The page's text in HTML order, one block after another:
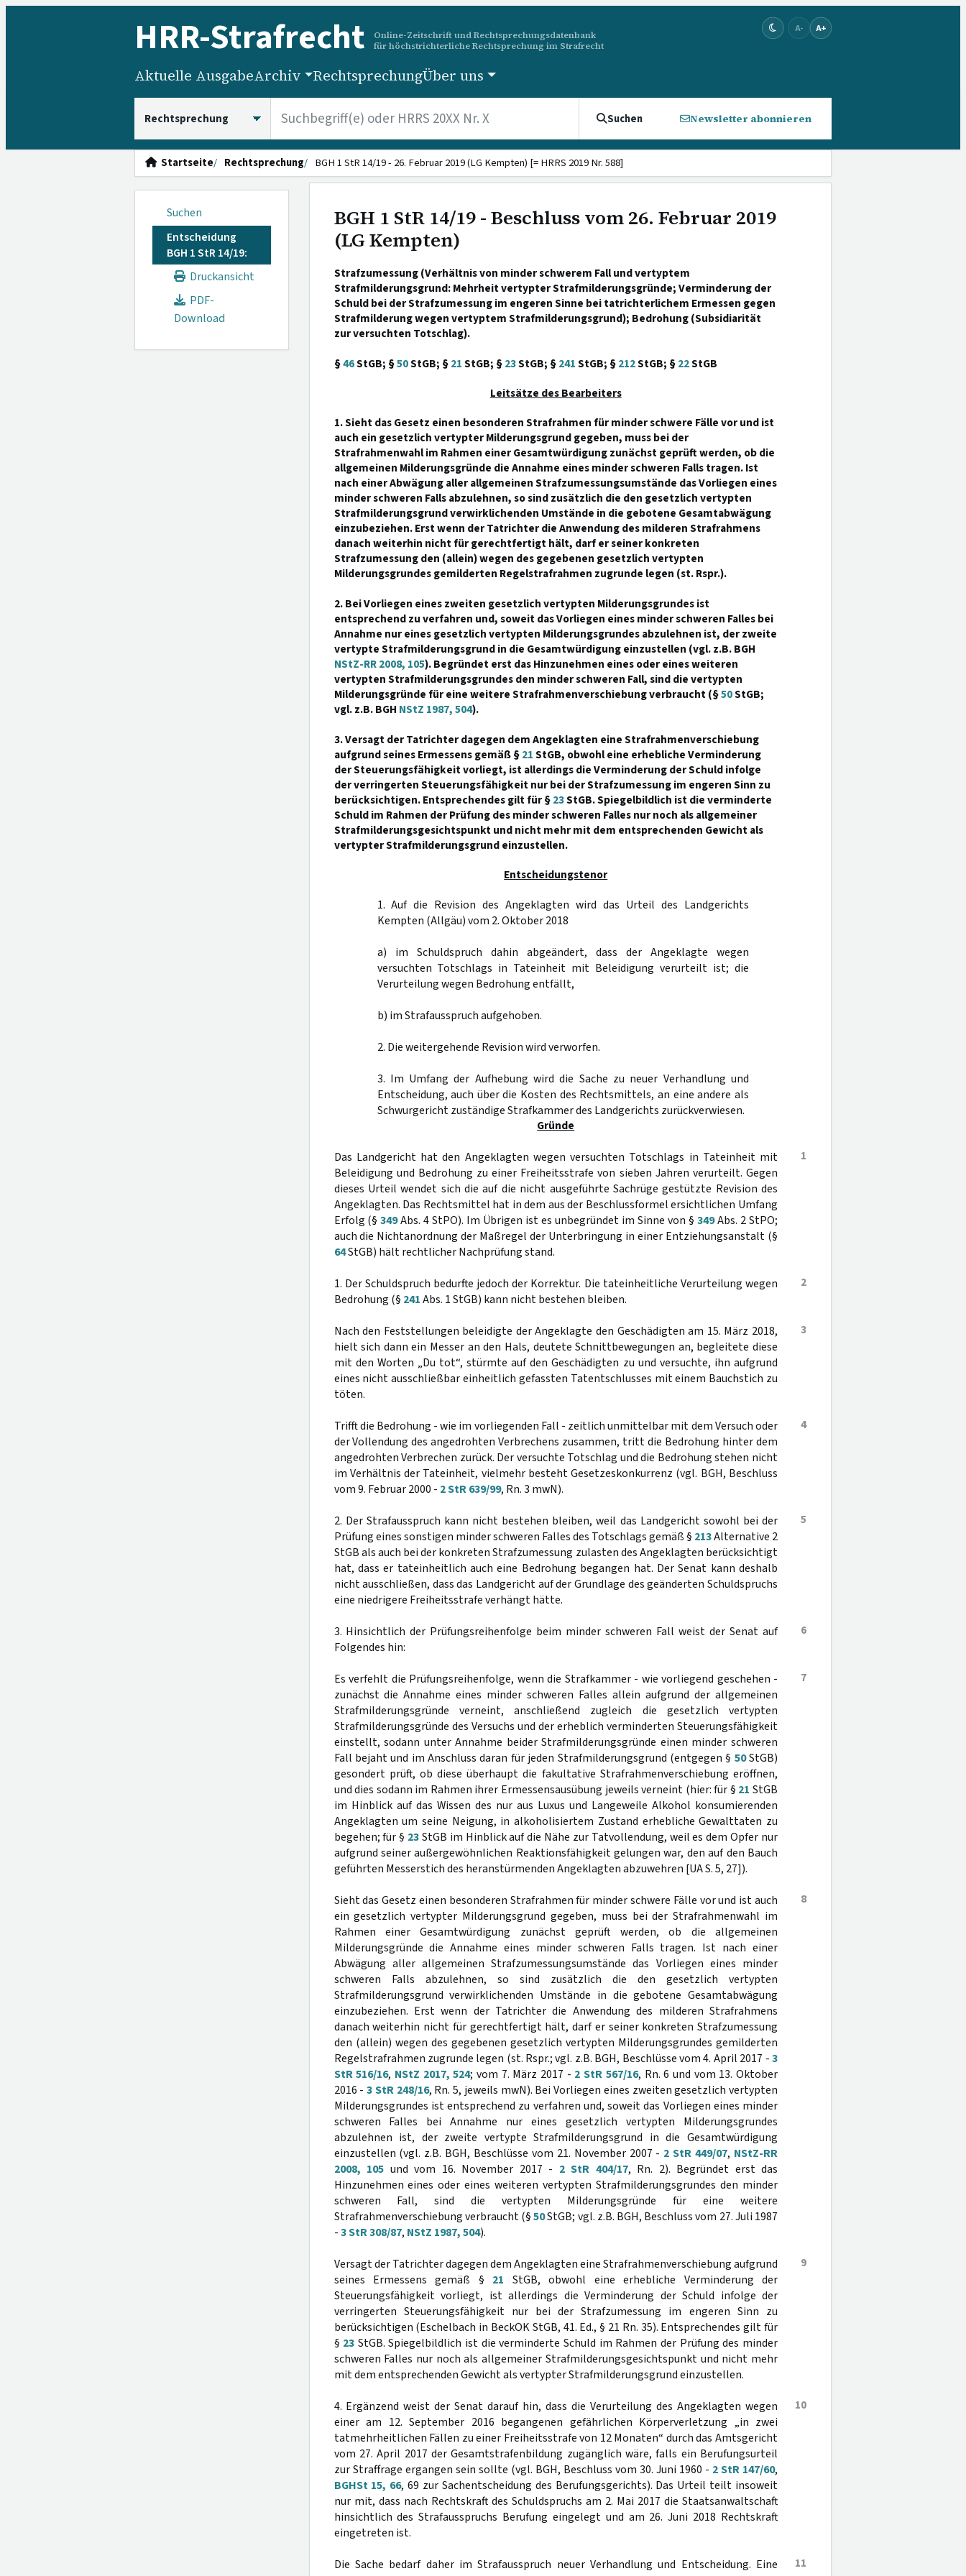
HRR-Strafrecht
Online-Zeitschrift und Rechtsprechungsdatenbank
für höchstrichterliche Rechtsprechung im Strafrecht
A- A+
Aktuelle AusgabeArchiv RechtsprechungÜber uns
Suchen Newsletter abonnieren
Startseite Rechtsprechung BGH 1 StR 14/19 - 26. Februar 2019 (LG Kempten) [= HRRS 2019 Nr. 588]
Suchen
Entscheidung
BGH 1 StR 14/19:
Druckansicht
PDF-
Download
BGH 1 StR 14/19 - Beschluss vom 26. Februar 2019
(LG Kempten)
Strafzumessung (Verhältnis von minder schwerem Fall und vertyptem
Strafmilderungsgrund: Mehrheit vertypter Strafmilderungsgründe; Verminderung der
Schuld bei der Strafzumessung im engeren Sinne bei tatrichterlichem Ermessen gegen
Strafmilderung wegen vertyptem Strafmilderungsgrund); Bedrohung (Subsidiarität
zur versuchten Totschlag).
§46StGB; §50StGB; §21StGB; §23StGB; §241StGB; §212StGB; §22StGB
Leitsätze des Bearbeiters
1. Sieht das Gesetz einen besonderen Strafrahmen für minder schwere Fälle vor und ist
auch ein gesetzlich vertypter Milderungsgrund gegeben, muss bei der
Strafrahmenwahl im Rahmen einer Gesamtwürdigung zunächst geprüft werden, ob die
allgemeinen Milderungsgründe die Annahme eines minder schweren Falls tragen. Ist
nach einer Abwägung aller allgemeinen Strafzumessungsumstände das Vorliegen eines
minder schweren Falls abzulehnen, so sind zusätzlich die den gesetzlich vertypten
Strafmilderungsgrund verwirklichenden Umstände in die gebotene Gesamtabwägung
einzubeziehen. Erst wenn der Tatrichter die Anwendung des milderen Strafrahmens
danach weiterhin nicht für gerechtfertigt hält, darf er seiner konkreten
Strafzumessung den (allein) wegen des gegebenen gesetzlich vertypten
Milderungsgrundes gemilderten Regelstrafrahmen zugrunde legen (st. Rspr.).
2. Bei Vorliegen eines zweiten gesetzlich vertypten Milderungsgrundes ist
entsprechend zu verfahren und, soweit das Vorliegen eines minder schweren Falles bei
Annahme nur eines gesetzlich vertypten Milderungsgrundes abzulehnen ist, der zweite
vertypte Strafmilderungsgrund in die Gesamtwürdigung einzustellen (vgl. z.B. BGH
NStZ-RR 2008, 105). Begründet erst das Hinzunehmen eines oder eines weiteren
vertypten Strafmilderungsgrundes den minder schweren Fall, sind die vertypten
Milderungsgründe für eine weitere Strafrahmenverschiebung verbraucht (§50StGB;
vgl. z.B. BGH NStZ 1987, 504).
3. Versagt der Tatrichter dagegen dem Angeklagten eine Strafrahmenverschiebung
aufgrund seines Ermessens gemäß §21StGB, obwohl eine erhebliche Verminderung
der Steuerungsfähigkeit vorliegt, ist allerdings die Verminderung der Schuld infolge
der verringerten Steuerungsfähigkeit nur bei der Strafzumessung im engeren Sinn zu
berücksichtigen. Entsprechendes gilt für §23StGB. Spiegelbildlich ist die verminderte
Schuld im Rahmen der Prüfung des minder schweren Falles nur noch als allgemeiner
Strafmilderungsgesichtspunkt und nicht mehr mit dem entsprechenden Gewicht als
vertypter Strafmilderungsgrund einzustellen.
Entscheidungstenor
1. Auf die Revision des Angeklagten wird das Urteil des Landgerichts
Kempten (Allgäu) vom 2. Oktober 2018
a) im Schuldspruch dahin abgeändert, dass der Angeklagte wegen
versuchten Totschlags in Tateinheit mit Beleidigung verurteilt ist; die
Verurteilung wegen Bedrohung entfällt,
b) im Strafausspruch aufgehoben.
2. Die weitergehende Revision wird verworfen.
3. Im Umfang der Aufhebung wird die Sache zu neuer Verhandlung und
Entscheidung, auch über die Kosten des Rechtsmittels, an eine andere als
Schwurgericht zuständige Strafkammer des Landgerichts zurückverwiesen.
Gründe
1
Das Landgericht hat den Angeklagten wegen versuchten Totschlags in Tateinheit mit
Beleidigung und Bedrohung zu einer Freiheitsstrafe von sieben Jahren verurteilt. Gegen
dieses Urteil wendet sich die auf die nicht ausgeführte Sachrüge gestützte Revision des
Angeklagten. Das Rechtsmittel hat in dem aus der Beschlussformel ersichtlichen Umfang
Erfolg (§349Abs. 4 StPO). Im Übrigen ist es unbegründet im Sinne von §349Abs. 2 StPO;
auch die Nichtanordnung der Maßregel der Unterbringung in einer Entziehungsanstalt (§
64StGB) hält rechtlicher Nachprüfung stand.
2
1. Der Schuldspruch bedurfte jedoch der Korrektur. Die tateinheitliche Verurteilung wegen
Bedrohung (§ 241Abs. 1 StGB) kann nicht bestehen bleiben.
3
Nach den Feststellungen beleidigte der Angeklagte den Geschädigten am 15. März 2018,
hielt sich dann ein Messer an den Hals, deutete Schnittbewegungen an, begleitete diese
mit den Worten „Du tot“, stürmte auf den Geschädigten zu und versuchte, ihn aufgrund
eines nicht ausschließbar einheitlich gefassten Tatentschlusses mit einem Bauchstich zu
töten.
4
Trifft die Bedrohung - wie im vorliegenden Fall - zeitlich unmittelbar mit dem Versuch oder
der Vollendung des angedrohten Verbrechens zusammen, tritt die Bedrohung hinter dem
angedrohten Verbrechen zurück. Der versuchte Totschlag und die Bedrohung stehen nicht
im Verhältnis der Tateinheit, vielmehr besteht Gesetzeskonkurrenz (vgl. BGH, Beschluss
vom 9. Februar 2000 - 2 StR 639/99, Rn. 3 mwN).
5
2. Der Strafausspruch kann nicht bestehen bleiben, weil das Landgericht sowohl bei der
Prüfung eines sonstigen minder schweren Falles des Totschlags gemäß § 213Alternative 2
StGB als auch bei der konkreten Strafzumessung zulasten des Angeklagten berücksichtigt
hat, dass er tateinheitlich auch eine Bedrohung begangen hat. Der Senat kann deshalb
nicht ausschließen, dass das Landgericht auf der Grundlage des geänderten Schuldspruchs
eine niedrigere Freiheitsstrafe verhängt hätte.
6
3. Hinsichtlich der Prüfungsreihenfolge beim minder schweren Fall weist der Senat auf
Folgendes hin:
7
Es verfehlt die Prüfungsreihenfolge, wenn die Strafkammer - wie vorliegend geschehen -
zunächst die Annahme eines minder schweren Falles allein aufgrund der allgemeinen
Strafmilderungsgründe verneint, anschließend zugleich die gesetzlich vertypten
Strafmilderungsgründe des Versuchs und der erheblich verminderten Steuerungsfähigkeit
einstellt, sodann unter Annahme beider Strafmilderungsgründe einen minder schweren
Fall bejaht und im Anschluss daran für jeden Strafmilderungsgrund (entgegen § 50StGB)
gesondert prüft, ob diese überhaupt die fakultative Strafrahmenverschiebung eröffnen,
und dies sodann im Rahmen ihrer Ermessensausübung jeweils verneint (hier: für § 21 StGB
im Hinblick auf das Wissen des nur aus Luxus und Langeweile Alkohol konsumierenden
Angeklagten um seine Neigung, in alkoholisiertem Zustand erhebliche Gewalttaten zu
begehen; für § 23StGB im Hinblick auf die Nähe zur Tatvollendung, weil es dem Opfer nur
aufgrund seiner außergewöhnlichen Reaktionsfähigkeit gelungen war, den auf den Bauch
geführten Messerstich des heranstürmenden Angeklagten abzuwehren [UA S. 5, 27]).
8
Sieht das Gesetz einen besonderen Strafrahmen für minder schwere Fälle vor und ist auch
ein gesetzlich vertypter Milderungsgrund gegeben, muss bei der Strafrahmenwahl im
Rahmen einer Gesamtwürdigung zunächst geprüft werden, ob die allgemeinen
Milderungsgründe die Annahme eines minder schweren Falls tragen. Ist nach einer
Abwägung aller allgemeinen Strafzumessungsumstände das Vorliegen eines minder
schweren Falls abzulehnen, so sind zusätzlich die den gesetzlich vertypten
Strafmilderungsgrund verwirklichenden Umstände in die gebotene Gesamtabwägung
einzubeziehen. Erst wenn der Tatrichter die Anwendung des milderen Strafrahmens
danach weiterhin nicht für gerechtfertigt hält, darf er seiner konkreten Strafzumessung
den (allein) wegen des gegebenen gesetzlich vertypten Milderungsgrundes gemilderten
Regelstrafrahmen zugrunde legen (st. Rspr.; vgl. z.B. BGH, Beschlüsse vom 4. April 2017 -3
StR 516/16, NStZ 2017, 524; vom 7. März 2017 - 2 StR 567/16, Rn. 6 und vom 13. Oktober
2016 - 3 StR 248/16, Rn. 5, jeweils mwN). Bei Vorliegen eines zweiten gesetzlich vertypten
Milderungsgrundes ist entsprechend zu verfahren und, soweit das Vorliegen eines minder
schweren Falles bei Annahme nur eines gesetzlich vertypten Milderungsgrundes
abzulehnen ist, der zweite vertypte Strafmilderungsgrund in die Gesamtwürdigung
einzustellen (vgl. z.B. BGH, Beschlüsse vom 21. November 2007 - 2 StR 449/07, NStZ-RR
2008, 105 und vom 16. November 2017 - 2 StR 404/17, Rn. 2). Begründet erst das
Hinzunehmen eines oder eines weiteren vertypten Strafmilderungsgrundes den minder
schweren Fall, sind die vertypten Milderungsgründe für eine weitere
Strafrahmenverschiebung verbraucht (§50StGB; vgl. z.B. BGH, Beschluss vom 27. Juli 1987
-3 StR 308/87, NStZ 1987, 504).
9
Versagt der Tatrichter dagegen dem Angeklagten eine Strafrahmenverschiebung aufgrund
seines Ermessens gemäß § 21 StGB, obwohl eine erhebliche Verminderung der
Steuerungsfähigkeit vorliegt, ist allerdings die Verminderung der Schuld infolge der
verringerten Steuerungsfähigkeit nur bei der Strafzumessung im engeren Sinn zu
berücksichtigen (Eschelbach in BeckOK StGB, 41. Ed., § 21 Rn. 35). Entsprechendes gilt für
§ 23 StGB. Spiegelbildlich ist die verminderte Schuld im Rahmen der Prüfung des minder
schweren Falles nur noch als allgemeiner Strafmilderungsgesichtspunkt und nicht mehr
mit dem entsprechenden Gewicht als vertypter Strafmilderungsgrund einzustellen.
10
4. Ergänzend weist der Senat darauf hin, dass die Verurteilung des Angeklagten wegen
einer am 12. September 2016 begangenen gefährlichen Körperverletzung „in zwei
tatmehrheitlichen Fällen zu einer Freiheitsstrafe von 12 Monaten“ durch das Amtsgericht
vom 27. April 2017 der Gesamtstrafenbildung zugänglich wäre, falls ein Berufungsurteil
zur Straffrage ergangen sein sollte (vgl. BGH, Beschluss vom 30. Juni 1960 - 2 StR 147/60,
BGHSt 15, 66, 69 zur Sachentscheidung des Berufungsgerichts). Das Urteil teilt insoweit
nur mit, dass nach Rechtskraft des Schuldspruchs am 2. Mai 2017 die Staatsanwaltschaft
hinsichtlich des Strafausspruchs Berufung eingelegt und am 26. Juni 2018 Rechtskraft
eingetreten ist.
11
Die Sache bedarf daher im Strafausspruch neuer Verhandlung und Entscheidung. Eine